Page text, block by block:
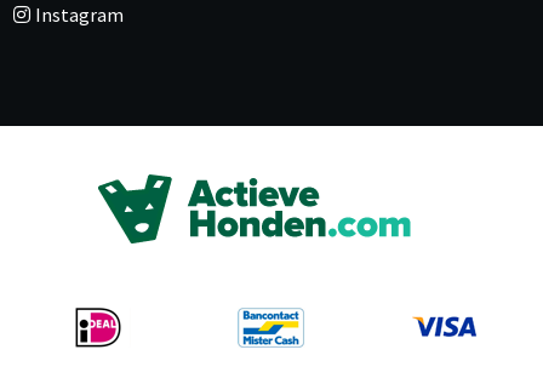
Instagram